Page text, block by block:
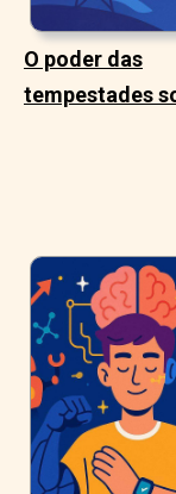
O poder das
tempestades